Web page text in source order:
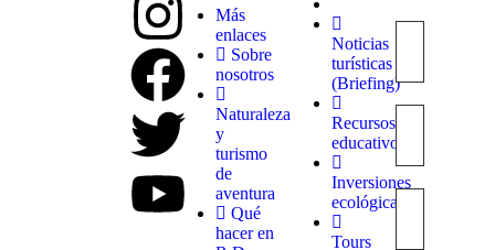
experiencias
Quieroloma,
Más
enlaces
Sobre
nosotros
Naturaleza
y
turismo
de
aventura
Qué
hacer en
Noticias
turísticas
(Briefing)
Recursos
educativos
Inversiones
ecológicas
Tours